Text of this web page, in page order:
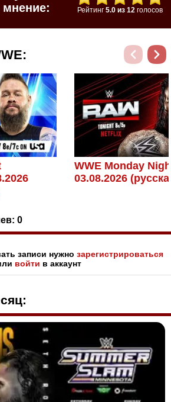
мнение:
Рейтинг 5.0 из 12голосов
WWE Monday
03.08.2026
0
записи нужно зарегистрироваться
войти в аккаунт